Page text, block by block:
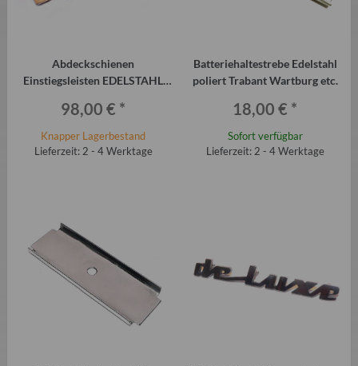
Abdeckschienen
Einstiegsleisten EDELSTAHL
98,00 € *
Knapper Lagerbestand
Lieferzeit: 2 - 4 Werktage
Batteriehaltestrebe Edelstahl
poliert Trabant Wartburg etc.
18,00 € *
Sofort verfügbar
Lieferzeit: 2 - 4 Werktage